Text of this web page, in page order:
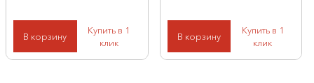
В корзину
Купить в 1
клик
В корзину
Купить в 1
клик